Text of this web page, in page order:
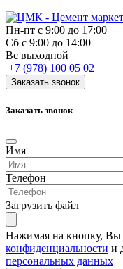
Пн-пт с 9:00 до 17:00
Сб с 9:00 до 14:00
Вс выходной
+7 (978) 100 05 02
Заказать звонок
Заказать звонок
Имя
Телефон
Загрузить файл
Нажимая на кнопку, Вы
конфиденциальности и
персональных данных